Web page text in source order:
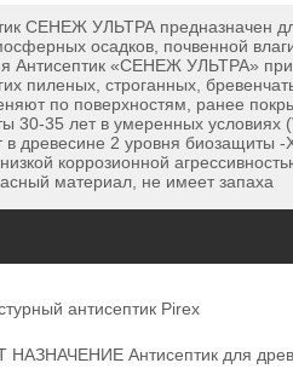
СЕНЕЖ УЛЬТРА предназначен
осадков, почвенной
Антисептик «СЕНЕЖ УЛЬТРА»
пиленых, строганных,
по поверхностям, ранее
30-35 лет в умеренных
древесине 2 уровня биозащиты
коррозионной
материал, не имеет запаха
антисептик Pirex
Антисептик для